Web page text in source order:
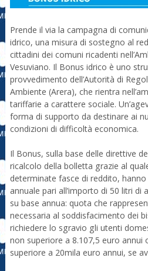
Prende il via la campagna di
idrico, una misura di sostegno al
cittadini dei comuni ricadenti
Vesuviano. Il Bonus idrico è uno
provvedimento dell’Autorità di
Ambiente (Arera), che rientra
tariffarie a carattere sociale.
forma di supporto da destinare ai
condizioni di difficoltà economica.
Il Bonus, sulla base delle direttive
ricalcolo della bolletta grazie al
determinate fasce di reddito,
annuale pari all’importo di 50 litri di
su base annua: quota che
necessaria al soddisfacimento dei
richiedere lo sgravio gli utenti
non superiore a 8.107,5 euro annui
superiore a 20mila euro annui, se